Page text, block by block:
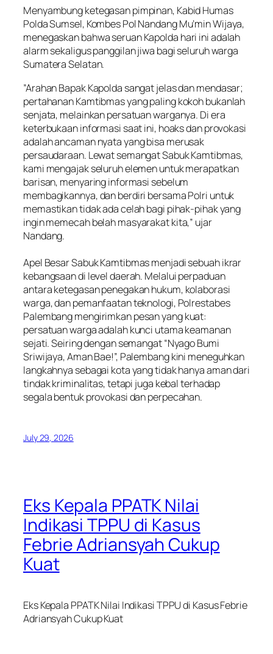
​Menyambung ketegasan pimpinan, Kabid Humas
Polda Sumsel, Kombes Pol Nandang Mu’min Wijaya,
menegaskan bahwa seruan Kapolda hari ini adalah
alarm sekaligus panggilan jiwa bagi seluruh warga
Sumatera Selatan.
​”Arahan Bapak Kapolda sangat jelas dan mendasar;
pertahanan Kamtibmas yang paling kokoh bukanlah
senjata, melainkan persatuan warganya. Di era
keterbukaan informasi saat ini, hoaks dan provokasi
adalah ancaman nyata yang bisa merusak
persaudaraan. Lewat semangat Sabuk Kamtibmas,
kami mengajak seluruh elemen untuk merapatkan
barisan, menyaring informasi sebelum
membagikannya, dan berdiri bersama Polri untuk
memastikan tidak ada celah bagi pihak-pihak yang
ingin memecah belah masyarakat kita,” ujar
Nandang.
Apel Besar Sabuk Kamtibmas menjadi sebuah ikrar
kebangsaan di level daerah. Melalui perpaduan
antara ketegasan penegakan hukum, kolaborasi
warga, dan pemanfaatan teknologi, Polrestabes
Palembang mengirimkan pesan yang kuat:
persatuan warga adalah kunci utama keamanan
sejati. Seiring dengan semangat “Nyago Bumi
Sriwijaya, Aman Bae!”, Palembang kini meneguhkan
langkahnya sebagai kota yang tidak hanya aman dari
tindak kriminalitas, tetapi juga kebal terhadap
segala bentuk provokasi dan perpecahan.
July 29, 2026
Eks Kepala PPATK Nilai
Indikasi TPPU di Kasus
Febrie Adriansyah Cukup
Kuat
Eks Kepala PPATK Nilai Indikasi TPPU di Kasus Febrie
Adriansyah Cukup Kuat